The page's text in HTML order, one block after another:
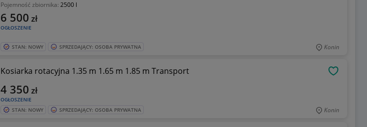
Pojemność zbiornika: 2500 l
OGŁOSZENIE
6 500 zł
STAN: NOWY SPRZEDAJĄCY: OSOBA PRYWATNA Konin
Kosiarka rotacyjna 1.35 m 1.65 m 1.85 m Transport
OGŁOSZENIE
4 350 zł
STAN: NOWY SPRZEDAJĄCY: OSOBA PRYWATNA Konin